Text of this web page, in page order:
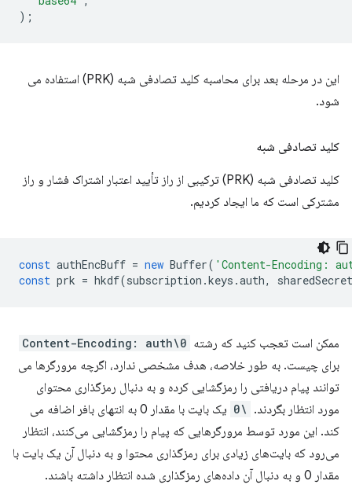
);
این در مرحله بعد برای محاسبه کلید تصادفی شبه (PRK) استفاده می
شود.
کلید تصادفی شبه
کلید تصادفی شبه (PRK) ترکیبی از راز تأیید اعتبار اشتراک فشار و راز
مشترکی است که ما ایجاد کردیم.
const authEncBuff = new Buffer( 'Content-Encoding:
const prk = hkdf(subscription .keys .auth, sharedSecret
ممکن است تعجب کنید که رشته Content-Encoding: auth\0
برای چیست. به طور خلاصه، هدف مشخصی ندارد، اگرچه مرورگرها می
توانند پیام دریافتی را رمزگشایی کرده و به دنبال رمزگذاری محتوای
مورد انتظار بگردند. \0
یک بایت با مقدار 0 به انتهای بافر اضافه می
کند. این مورد توسط مرورگرهایی که پیام را رمزگشایی می‌کنند، انتظار
می‌رود که بایت‌های زیادی برای رمزگذاری محتوا و به دنبال آن یک بایت با
مقدار 0 و به دنبال آن داده‌های رمزگذاری شده انتظار داشته باشند.